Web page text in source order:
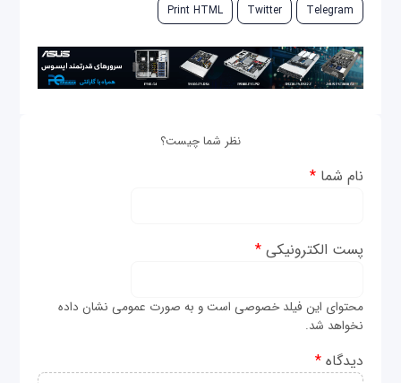
Telegram
Twitter
Print HTML
نظر شما چیست؟
نام شما*
پست الکترونیکی*
محتوای این فیلد خصوصی است و به صورت عمومی نشان داده
نخواهد شد.
دیدگاه*